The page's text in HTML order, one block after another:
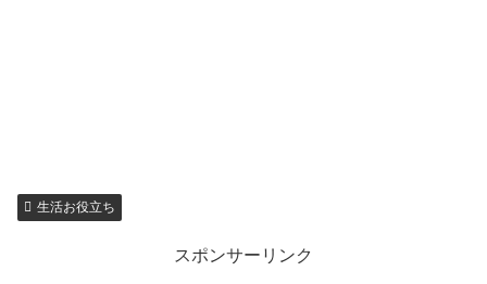
生活お役立ち
スポンサーリンク